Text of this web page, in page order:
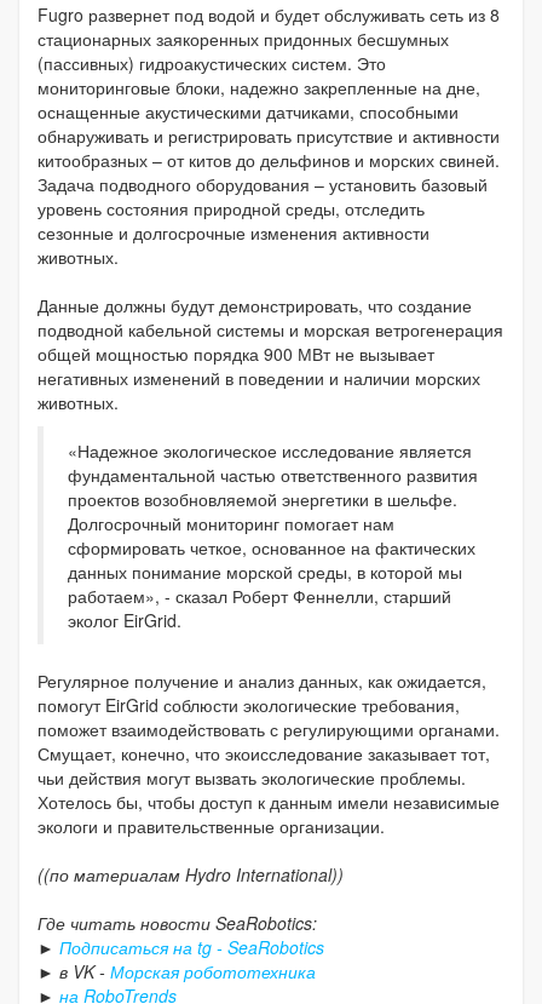
Fugro развернет под водой и будет обслуживать сеть из 8
стационарных заякоренных придонных бесшумных
(пассивных) гидроакустических систем. Это
мониторинговые блоки, надежно закрепленные на дне,
оснащенные акустическими датчиками, способными
обнаруживать и регистрировать присутствие и активности
китообразных – от китов до дельфинов и морских свиней.
Задача подводного оборудования – установить базовый
уровень состояния природной среды, отследить
сезонные и долгосрочные изменения активности
животных.
Данные должны будут демонстрировать, что создание
подводной кабельной системы и морская ветрогенерация
общей мощностью порядка 900 МВт не вызывает
негативных изменений в поведении и наличии морских
животных.
«Надежное экологическое исследование является
фундаментальной частью ответственного развития
проектов возобновляемой энергетики в шельфе.
Долгосрочный мониторинг помогает нам
сформировать четкое, основанное на фактических
данных понимание морской среды, в которой мы
работаем», - сказал Роберт Феннелли, старший
эколог EirGrid.
Регулярное получение и анализ данных, как ожидается,
помогут EirGrid соблюсти экологические требования,
поможет взаимодействовать с регулирующими органами.
Смущает, конечно, что экоисследование заказывает тот,
чьи действия могут вызвать экологические проблемы.
Хотелось бы, чтобы доступ к данным имели независимые
экологи и правительственные организации.
((по материалам Hydro International))
Где читать новости SeaRobotics:
► Подписаться на tg - SeaRobotics
► в VK - Морская робототехника
► на RoboTrends